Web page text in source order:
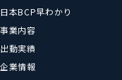
日本BCP早わかり
事業内容
出動実績
企業情報